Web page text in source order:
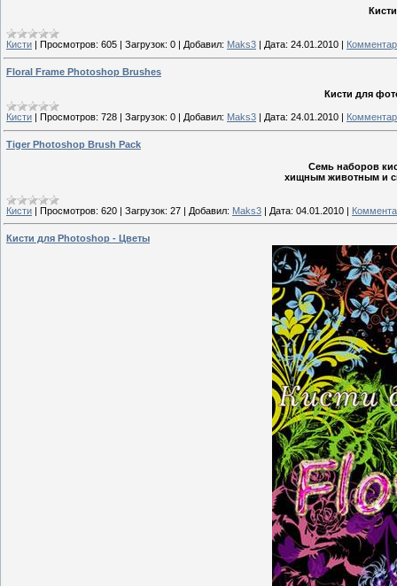
Кисти Просмотров: 605 Загрузок: 0 Добавил: Maks3 Дата: 24.01.2010
Floral Frame Photoshop Brushes
Кисти для
Кисти | Просмотров: 728 | Загрузок: 0 | Добавил: Maks3 | Дата: 24.01.2010 |
Tiger Photoshop Brush Pack
Семь наборов
хищным животным и
Кисти | Просмотров: 620 | Загрузок: 27 | Добавил: Maks3 | Дата: 04.01.2010 |
Кисти для Photoshop - Цветы